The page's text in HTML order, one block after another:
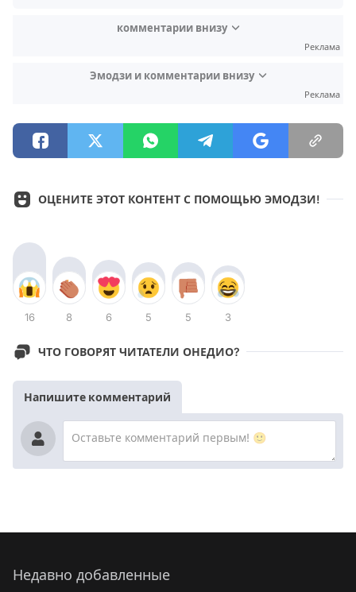
комментарии внизу
Реклама
Эмодзи и комментарии внизу
Реклама
ОЦЕНИТЕ ЭТОТ КОНТЕНТ С ПОМОЩЬЮ ЭМОДЗИ!
16 8 6 5 5 3
ЧТО ГОВОРЯТ ЧИТАТЕЛИ ОНЕДИО?
Напишите комментарий
Недавно добавленные